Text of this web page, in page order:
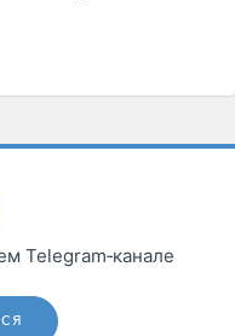
Telegram‑канале